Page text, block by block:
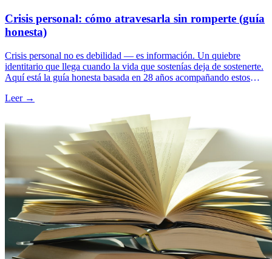
Crisis personal: cómo atravesarla sin romperte (guía
honesta)
Crisis personal no es debilidad — es información. Un quiebre
identitario que llega cuando la vida que sostenías deja de sostenerte.
Aquí está la guía honesta basada en 28 años acompañando estos
atravesarla, y los pasos concretos para salir transformado en lugar de
Leer →